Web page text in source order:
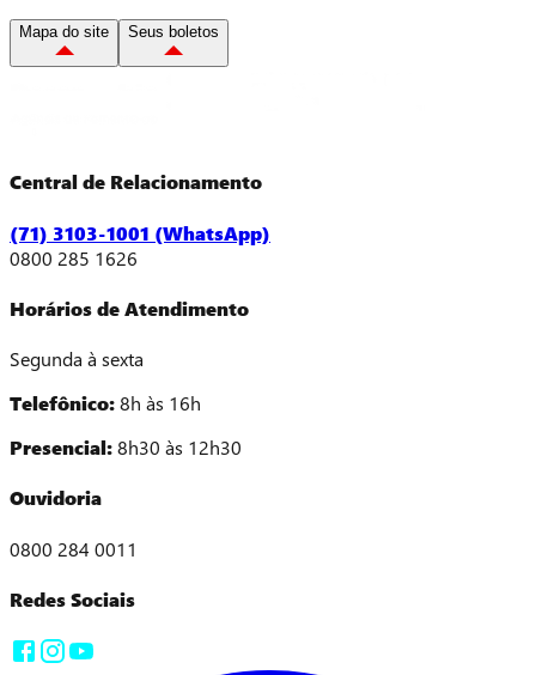
Mapa do site Seus boletos
Central de Relacionamento
(71) 3103-1001 (WhatsApp)
0800 285 1626
Horários de Atendimento
Segunda à sexta
Telefônico:8h às 16h
Presencial:8h30 às 12h30
Ouvidoria
0800 284 0011
Redes Sociais